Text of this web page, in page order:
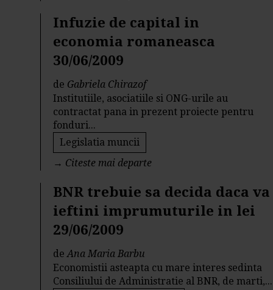
Infuzie de capital in
economia romaneasca
30/06/2009
de Gabriela Chirazof
Institutiile, asociatiile si ONG-urile au
contractat pana in prezent proiecte pentru
fonduri...
Legislatia muncii
→ Citeste mai departe
BNR trebuie sa decida daca va
ieftini imprumuturile in lei
29/06/2009
deAna Maria Barbu
Economistii asteapta cu mare interes sedinta
Consiliului de Administratie al BNR, de marti,...